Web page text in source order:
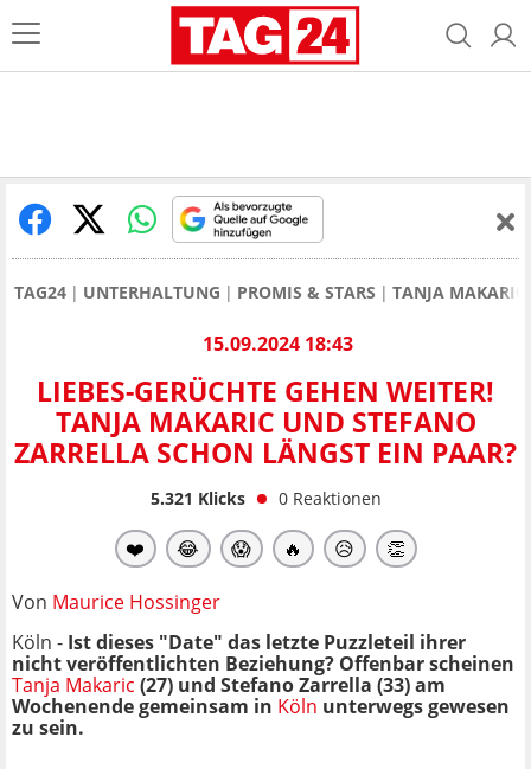
TAG24 UNTERHALTUNG PROMIS & STARS TANJA MAKARIĆ
15.09.2024 18:43
LIEBES-GERÜCHTE GEHEN WEITER!
TANJA MAKARIC UND STEFANO
ZARRELLA SCHON LÄNGST EIN PAAR?
5.321 Klicks 0 Reaktionen
❤️ 😂 😱 🔥 😥 👏
Von Maurice Hossinger
Köln - Ist dieses "Date" das letzte Puzzleteil ihrer
nicht veröffentlichten Beziehung? Offenbar scheinen
Tanja Makaric (27) und Stefano Zarrella (33) am
Wochenende gemeinsam in Köln unterwegs gewesen
zu sein.